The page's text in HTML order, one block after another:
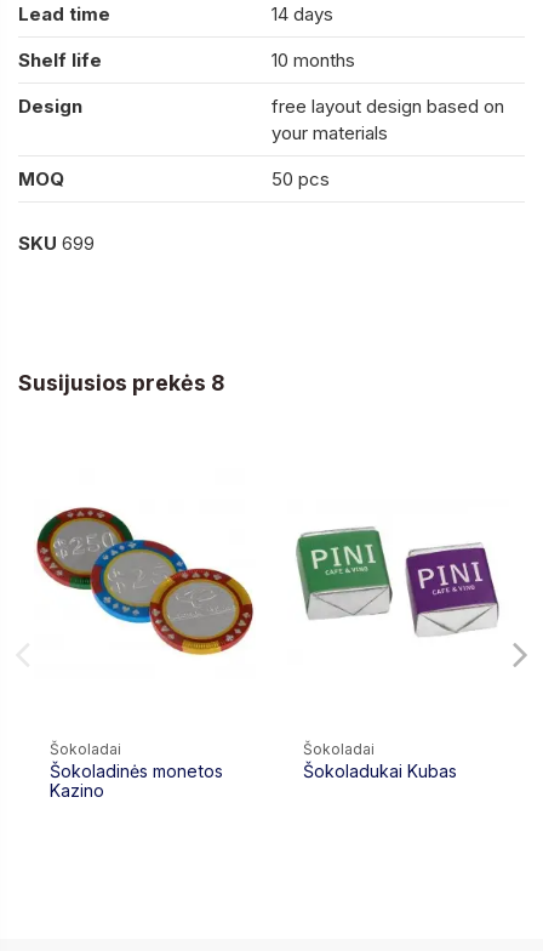
Lead time
14 days
Shelf life
10 months
Design
free layout design based on
your materials
MOQ
50 pcs
SKU 699
Susijusios prekės 8
Šokoladai
Šokoladinės monetos
Kazino
Šokoladai
Šokoladukai Kubas